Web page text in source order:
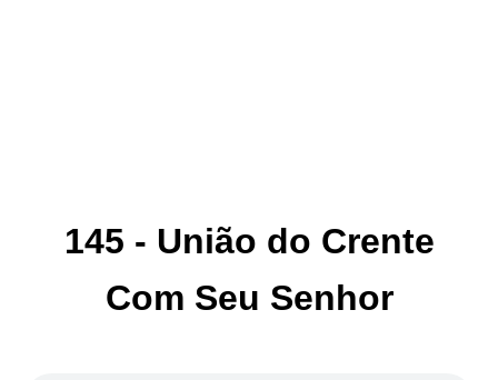
145 - União do Crente
Com Seu Senhor